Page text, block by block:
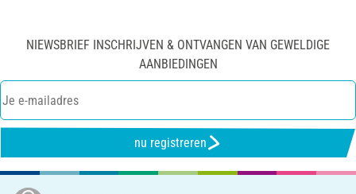
NIEWSBRIEF INSCHRIJVEN & ONTVANGEN VAN GEWELDIGE
AANBIEDINGEN
nu registreren